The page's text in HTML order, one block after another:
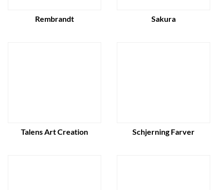
Rembrandt Sakura
Talens Art Creation Schjerning Farver